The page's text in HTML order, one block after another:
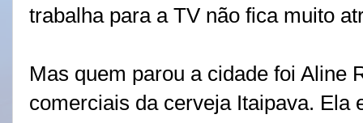
trabalha para a TV não fica muito
Mas quem parou a cidade foi Aline
comerciais da cerveja Itaipava. Ela